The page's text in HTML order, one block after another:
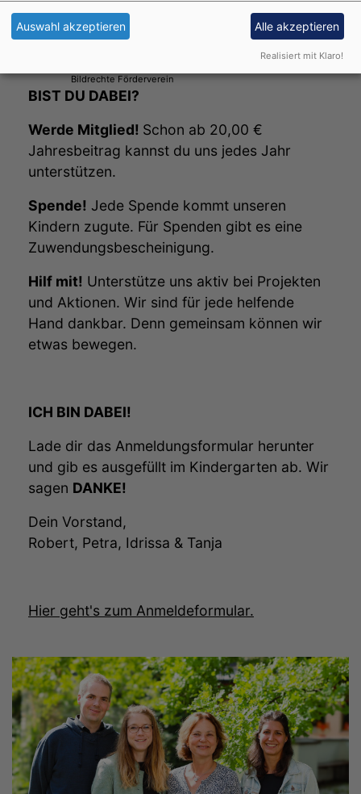
Bildrechte Förderverein
BIST DU DABEI?
Werde Mitglied! Schon ab 20,00 €
Jahresbeitrag kannst du uns jedes Jahr
unterstützen.
Spende! Jede Spende kommt unseren
Kindern zugute. Für Spenden gibt es eine
Zuwendungsbescheinigung.
Hilf mit! Unterstütze uns aktiv bei Projekten
und Aktionen. Wir sind für jede helfende
Hand dankbar. Denn gemeinsam können wir
etwas bewegen.
ICH BIN DABEI!
Lade dir das Anmeldungsformular herunter
und gib es ausgefüllt im Kindergarten ab. Wir
sagen DANKE!
Dein Vorstand,
Robert, Petra, Idrissa & Tanja
Hier geht's zum Anmeldeformular.
Auswahl akzeptieren Alle akzeptieren
Realisiert mit Klaro!